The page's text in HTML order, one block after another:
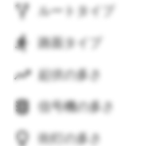
ルートタイプ
路面タイプ
起伏の多さ
信号機の多さ
街灯の多さ